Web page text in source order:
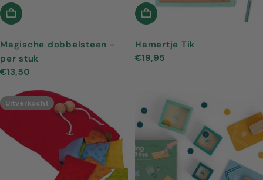
In Winkelwagen
Magische dobbelsteen -
per stuk
Normale
€13,50
In Winkelwagen
Hamertje Tik
Normale
€19,95
Uitverkocht